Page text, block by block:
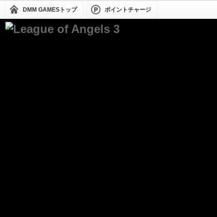
DMM GAMESトップ ポイントチャージ